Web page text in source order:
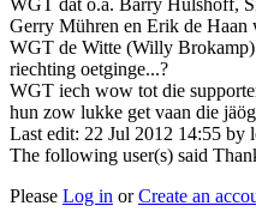
Gerry Mühren en Erik de Haan
WGT de Witte (Willy Brokamp)
riechting oetginge...?
WGT iech wow tot die
hun zow lukke get vaan die
Last edit: 22 Jul 2012 14:55 by
The following user(s) said
Please Log in orCreate an